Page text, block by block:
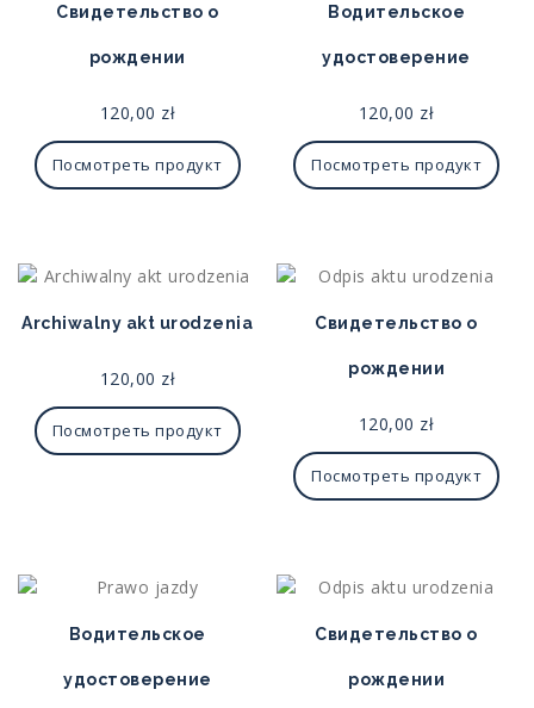
Свидетельство о
рождении
120,00 zł
Посмотреть продукт
Водительское
удостоверение
120,00 zł
Посмотреть продукт
Archiwalny akt urodzenia
120,00 zł
Посмотреть продукт
Свидетельство о
рождении
120,00 zł
Посмотреть продукт
Водительское
удостоверение
Свидетельство о
рождении